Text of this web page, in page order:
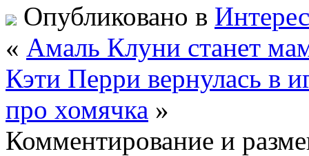
Опубликовано в
« Амаль Клуни станет
Кэти Перри вернулась в
про хомячка »
Комментирование и